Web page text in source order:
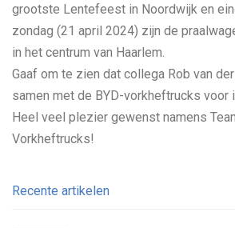
grootste Lentefeest in Noordwijk en
zondag (21 april 2024) zijn de
in het centrum van Haarlem.
Gaaf om te zien dat collega Rob van
samen met de BYD-vorkheftrucks voor
Heel veel plezier gewenst namens
Vorkheftrucks!
Recente artikelen